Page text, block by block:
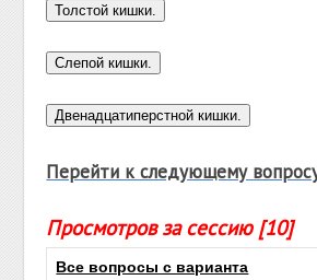
Перейти к следующему
Просмотров за сессию [10]
Все вопросы с варианта